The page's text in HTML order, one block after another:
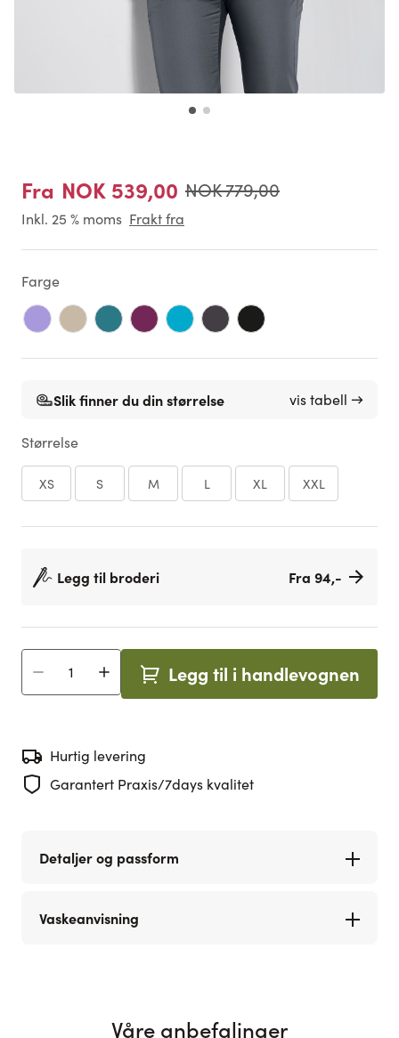
Fra NOK 539,00 NOK 779,00
Inkl. 25 % moms Frakt fra
Farge
Slik finner du din størrelse vis tabell →
Størrelse
XS S M L XL XXL
Legg til broderi Fra 94,-
Antall Legg til i handlevognen
Hurtig levering
Garantert Praxis/7days kvalitet
Detaljer og passform
Vaskeanvisning
Våre anbefalinger